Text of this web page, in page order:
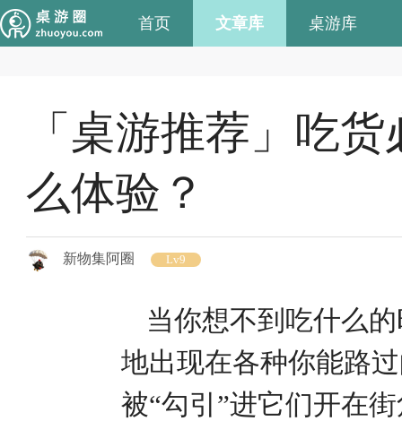
首页 文章库 桌游库
「桌游推荐」吃
么体验？
新物集阿圈 Lv9
当你想不到吃什么
地出现在各种你能路
被“勾引”进它们开在